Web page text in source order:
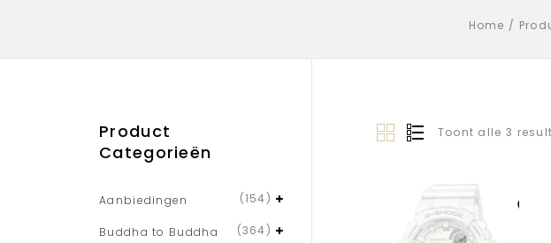
Home /
Toont alle 3
Product
Categorieën
Aanbiedingen (154)
Buddha to Buddha (364)